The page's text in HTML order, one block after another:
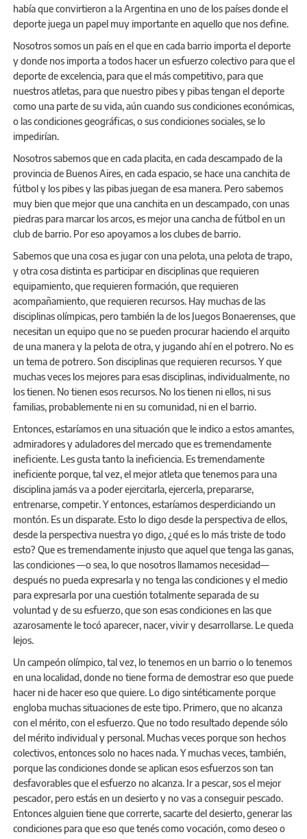
había que convirtieron a la Argentina en uno de los países donde el
deporte juega un papel muy importante en aquello que nos define.
Nosotros somos un país en el que en cada barrio importa el deporte
y donde nos importa a todos hacer un esfuerzo colectivo para que el
deporte de excelencia, para que el más competitivo, para que
nuestros atletas, para que nuestro pibes y pibas tengan el deporte
como una parte de su vida, aún cuando sus condiciones económicas,
o las condiciones geográficas, o sus condiciones sociales, se lo
impedirían.
Nosotros sabemos que en cada placita, en cada descampado de la
provincia de Buenos Aires, en cada espacio, se hace una canchita de
fútbol y los pibes y las pibas juegan de esa manera. Pero sabemos
muy bien que mejor que una canchita en un descampado, con unas
piedras para marcar los arcos, es mejor una cancha de fútbol en un
club de barrio. Por eso apoyamos a los clubes de barrio.
Sabemos que una cosa es jugar con una pelota, una pelota de trapo,
y otra cosa distinta es participar en disciplinas que requieren
equipamiento, que requieren formación, que requieren
acompañamiento, que requieren recursos. Hay muchas de las
disciplinas olímpicas, pero también la de los Juegos Bonaerenses, que
necesitan un equipo que no se pueden procurar haciendo el arquito
de una manera y la pelota de otra, y jugando ahí en el potrero. No es
un tema de potrero. Son disciplinas que requieren recursos. Y que
muchas veces los mejores para esas disciplinas, individualmente, no
los tienen. No tienen esos recursos. No los tienen ni ellos, ni sus
familias, probablemente ni en su comunidad, ni en el barrio.
Entonces, estaríamos en una situación que le indico a estos amantes,
admiradores y aduladores del mercado que es tremendamente
ineficiente. Les gusta tanto la ineficiencia. Es tremendamente
ineficiente porque, tal vez, el mejor atleta que tenemos para una
disciplina jamás va a poder ejercitarla, ejercerla, prepararse,
entrenarse, competir. Y entonces, estaríamos desperdiciando un
montón. Es un disparate. Esto lo digo desde la perspectiva de ellos,
desde la perspectiva nuestra yo digo, ¿qué es lo más triste de todo
esto? Que es tremendamente injusto que aquel que tenga las ganas,
las condiciones —o sea, lo que nosotros llamamos necesidad—
después no pueda expresarla y no tenga las condiciones y el medio
para expresarla por una cuestión totalmente separada de su
voluntad y de su esfuerzo, que son esas condiciones en las que
azarosamente le tocó aparecer, nacer, vivir y desarrollarse. Le queda
lejos.
Un campeón olímpico, tal vez, lo tenemos en un barrio o lo tenemos
en una localidad, donde no tiene forma de demostrar eso que puede
hacer ni de hacer eso que quiere. Lo digo sintéticamente porque
engloba muchas situaciones de este tipo. Primero, que no alcanza
con el mérito, con el esfuerzo. Que no todo resultado depende sólo
del mérito individual y personal. Muchas veces porque son hechos
colectivos, entonces solo no haces nada. Y muchas veces, también,
porque las condiciones donde se aplican esos esfuerzos son tan
desfavorables que el esfuerzo no alcanza. Ir a pescar, sos el mejor
pescador, pero estás en un desierto y no vas a conseguir pescado.
Entonces alguien tiene que correrte, sacarte del desierto, generar las
condiciones para que eso que tenés como vocación, como deseo o